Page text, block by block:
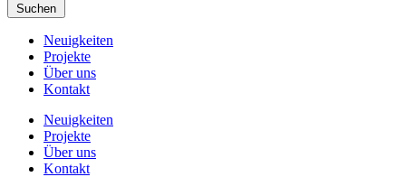
Suchen
Neuigkeiten
Projekte
Über uns
Kontakt
Neuigkeiten
Projekte
Über uns
Kontakt